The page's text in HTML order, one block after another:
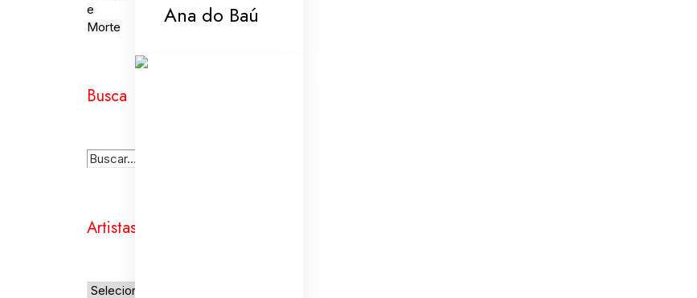
e
Morte
Busca
Artistas
Ana do Baú